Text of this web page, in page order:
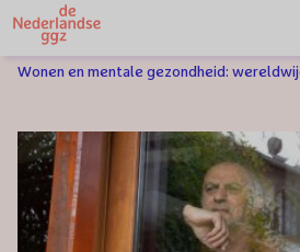
Spring naar hoofdinhoud
Homepage
Wonen en mentale gezondheid: